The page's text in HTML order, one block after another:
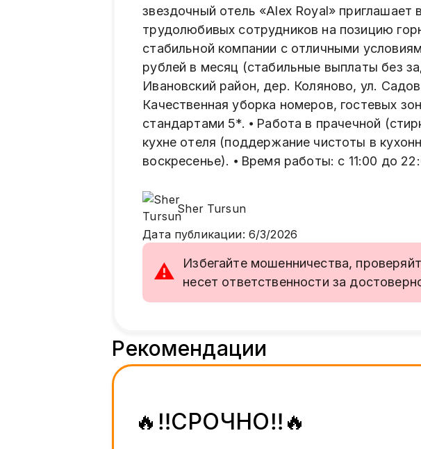
звездочный отель «Alex Royal»
трудолюбивых сотрудников на позицию
стабильной компании с отличными
рублей в месяц (стабильные выплаты без
Ивановский район, дер. Коляново, ул.
Качественная уборка номеров, гостевых
стандартами 5*. ⦁ Работа в прачечной
кухне отеля (поддержание чистоты в
воскресенье). ⦁ Время работы: с 11:00 до
Sher Tursun
Дата публикации: 6/3/2026
⚠
Избегайте мошенничества,
несет ответственности за
Рекомендации
🔥‼️СРОЧНО‼️🔥